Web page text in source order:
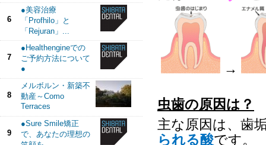
6
●美容治療
「Profhilo」と
「Rejuran」...
7
●Healthengineでの
ご予約方法について
●
8
メルボルン・新築不
動産～Como
Terraces
9
●Sure Smile矯正
で、あなたの理想の
→
虫歯の原因は？
主な原因は、歯
られる酸です。